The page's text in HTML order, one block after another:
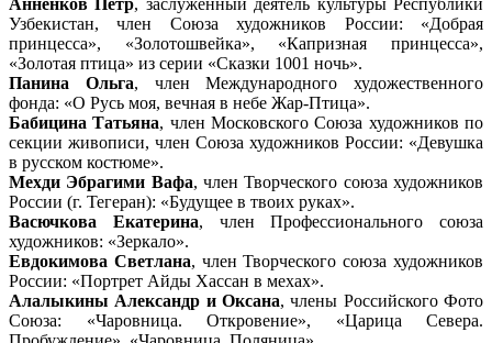
Узбекистан, член Союза художников России: «Добрая
принцесса», «Золотошвейка», «Капризная принцесса»,
«Золотая птица» из серии «Сказки 1001 ночь».
Панина Ольга, член Международного художественного
фонда: «О Русь моя, вечная в небе Жар-Птица».
Бабицина Татьяна, член Московского Союза художников по
секции живописи, член Союза художников России: «Девушка
в русском костюме».
Мехди Эбрагими Вафа, член Творческого союза художников
России (г. Тегеран): «Будущее в твоих руках».
Васючкова Екатерина, член Профессионального союза
художников: «Зеркало».
Евдокимова Светлана, член Творческого союза художников
России: «Портрет Айды Хассан в мехах».
Алалыкины Александр и Оксана, члены Российского Фото
Союза: «Чаровница. Откровение», «Царица Севера.